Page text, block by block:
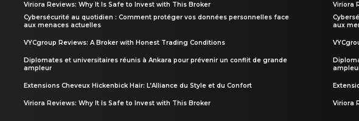
Viriora Reviews: Why It Is Safe to Invest with This Broker
Cybersécurité au quotidien : Comment protéger vos données personnelles face
aux menaces actuelles
VYCgroup Reviews: A Broker with Honest Trading Conditions
Diplomates et universitaires réunis à Ankara pour prévenir un conflit de grande
ampleur
Extensions Cheveux Hickenbick Hair: L’Alliance du Style et du Confort
Viriora Reviews: Why It Is Safe to Invest with This Broker
Viriora
aux
Viriora